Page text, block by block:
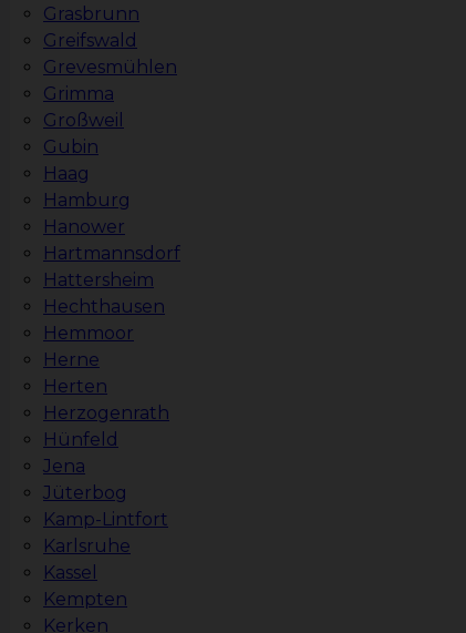
Grasbrunn
Greifswald
Grevesmühlen
Grimma
Großweil
Gubin
Haag
Hamburg
Hanower
Hartmannsdorf
Hattersheim
Hechthausen
Hemmoor
Herne
Herten
Herzogenrath
Hünfeld
Jena
Jüterbog
Kamp-Lintfort
Karlsruhe
Kassel
Kempten
Kerken